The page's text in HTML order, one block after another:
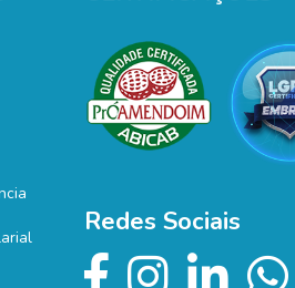
Redes Sociais